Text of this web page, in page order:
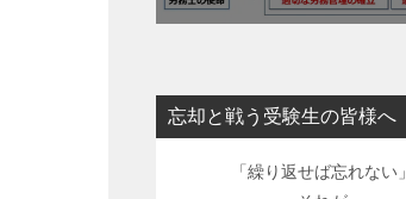
忘却と戦う受験生の皆様へ
「繰り返せば忘れない」